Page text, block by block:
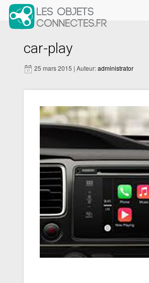
car-play
25 mars 2015 | Auteur:administrator